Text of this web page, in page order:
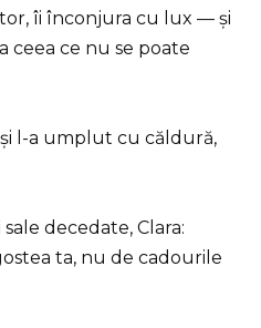
îi înconjura cu lux — și
ceea ce nu se poate
l-a umplut cu căldură,
decedate, Clara:
ta, nu de cadourile